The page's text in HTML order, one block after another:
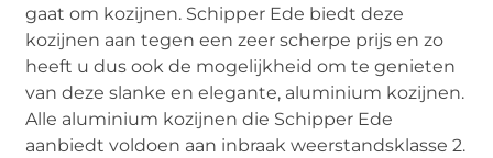
gaat om kozijnen. Schipper Ede biedt deze
kozijnen aan tegen een zeer scherpe prijs en zo
heeft u dus ook de mogelijkheid om te genieten
van deze slanke en elegante, aluminium kozijnen.
Alle aluminium kozijnen die Schipper Ede
aanbiedt voldoen aan inbraak weerstandsklasse 2.